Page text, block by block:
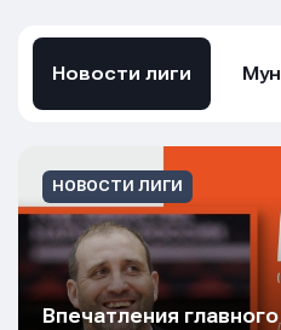
Новости лиги
НОВОСТИ ЛИГИ
Впечатления